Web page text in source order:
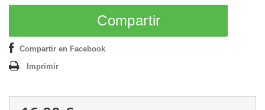
Compartir
Compartir en Facebook
Imprimir